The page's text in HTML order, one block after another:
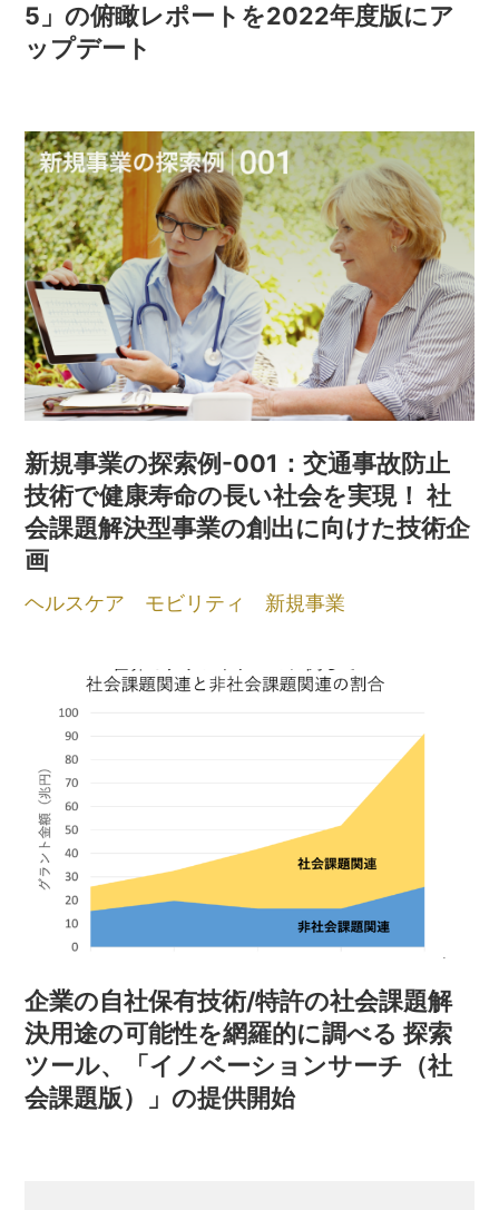
5」の俯瞰レポートを2022年度版にア
ップデート
新規事業の探索例-001：交通事故防止
技術で健康寿命の長い社会を実現！ 社
会課題解決型事業の創出に向けた技術企
画
ヘルスケア モビリティ 新規事業
企業の自社保有技術/特許の社会課題解
決用途の可能性を網羅的に調べる 探索
ツール、「イノベーションサーチ（社
会課題版）」の提供開始